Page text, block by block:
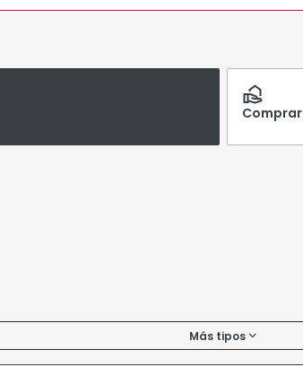
Comprar
Más tipos